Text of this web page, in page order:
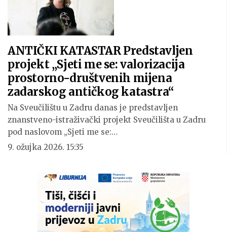
ANTIČKI KATASTAR Predstavljen
projekt „Sjeti me se: valorizacija
prostorno-društvenih mijena
zadarskog antičkog katastra“
Na Sveučilištu u Zadru danas je predstavljen
znanstveno-istraživački projekt Sveučilišta u Zadru
pod naslovom „Sjeti me se:…
9. ožujka 2026. 15:35